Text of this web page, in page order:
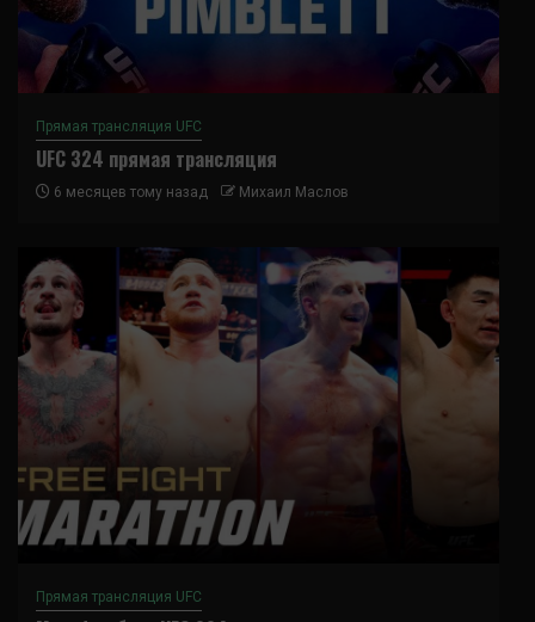
Прямая трансляция UFC
UFC 324 прямая трансляция
6 месяцев тому назад Михаил Маслов
Прямая трансляция UFC